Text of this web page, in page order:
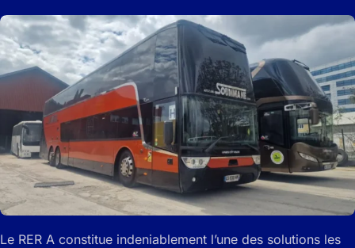
Le RER A constitue indeniablement l’une des solutions les